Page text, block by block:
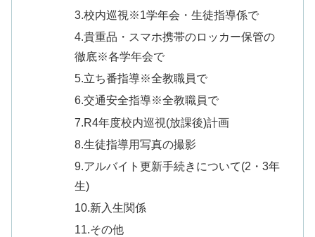
3.校内巡視※1学年会・生徒指導係で
4.貴重品・スマホ携帯のロッカー保管の
徹底※各学年会で
5.立ち番指導※全教職員で
6.交通安全指導※全教職員で
7.R4年度校内巡視(放課後)計画
8.生徒指導用写真の撮影
9.アルバイト更新手続きについて(2・3年
生)
10.新入生関係
11.その他